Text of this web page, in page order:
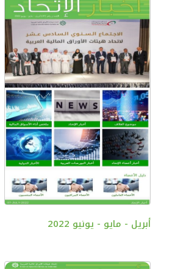
أبريل - مايو - يونيو 2022